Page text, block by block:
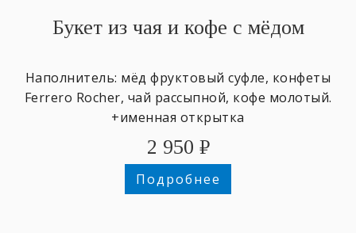
Букет из чая и кофе с мёдом
Наполнитель: мёд фруктовый суфле, конфеты
Ferrero Rocher, чай рассыпной, кофе молотый.
+именная открытка
2 950 ₽
Подробнее